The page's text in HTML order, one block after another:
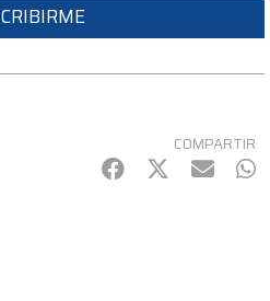
COMPARTIR
Facebook
Twitter
mail